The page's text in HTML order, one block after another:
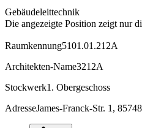
Gebäudeleittechnik
Die angezeigte Position zeigt nur
Raumkennung5101.01.212A
Architekten-Name3212A
Stockwerk1. Obergeschoss
AdresseJames-Franck-Str. 1,